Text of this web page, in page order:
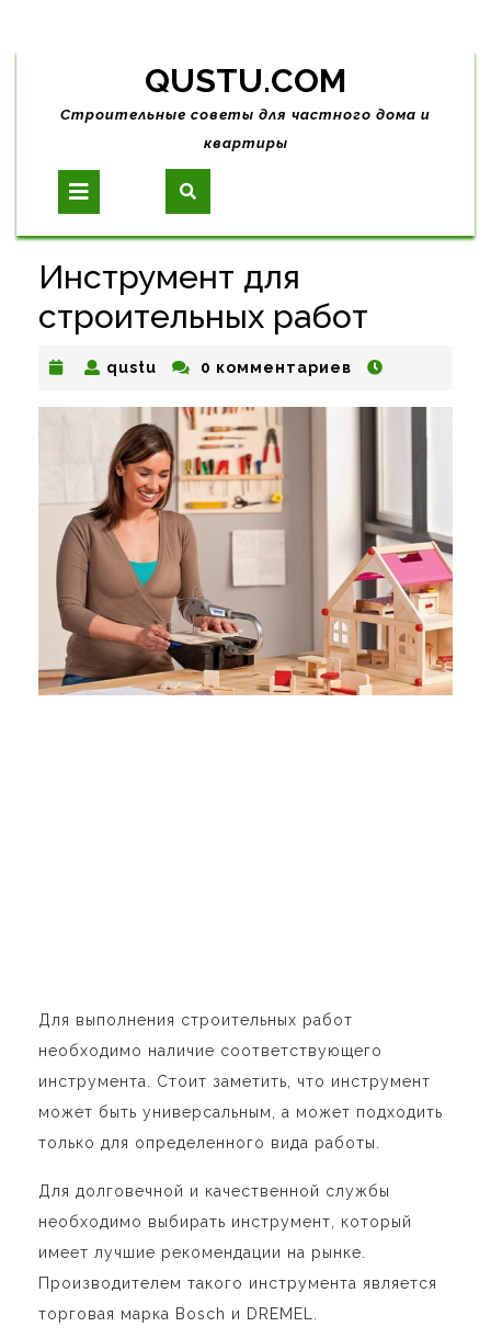
Skip
content
QUSTU.COM
Строительные советы для частного дома и
квартиры
Open
Button
Инструмент для
строительных работ
qustu qustu0 комментариев
Для выполнения строительных работ
необходимо наличие соответствующего
инструмента. Стоит заметить, что инструмент
может быть универсальным, а может подходить
только для определенного вида работы.
Для долговечной и качественной службы
необходимо выбирать инструмент, который
имеет лучшие рекомендации на рынке.
Производителем такого инструмента является
торговая марка Bosch и DREMEL.